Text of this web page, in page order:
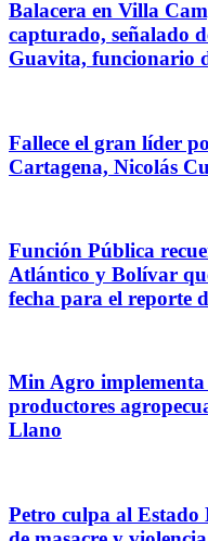
Balacera en Villa
capturado, señalado
Guavita, funcionario
Fallece el gran líder
Cartagena, Nicolás
Función Pública
Atlántico y Bolívar
fecha para el reporte
Min Agro
productores
Llano
Petro culpa al